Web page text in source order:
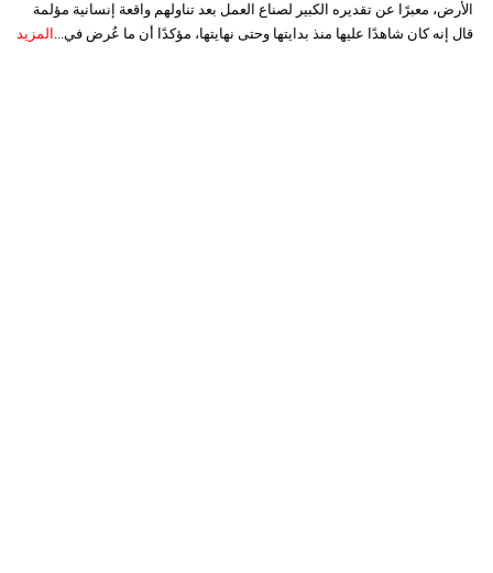
الأرض، معبرًا عن تقديره الكبير لصناع العمل بعد تناولهم واقعة إنسانية مؤلمة
قال إنه كان شاهدًا عليها منذ بدايتها وحتى نهايتها، مؤكدًا أن ما عُرض في... المزيد